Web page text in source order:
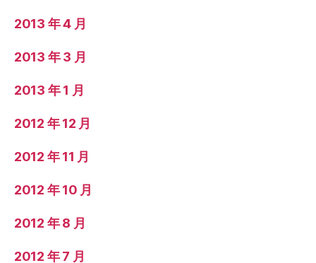
2013 年 4 月
2013 年 3 月
2013 年 1 月
2012 年 12 月
2012 年 11 月
2012 年 10 月
2012 年 8 月
2012 年 7 月